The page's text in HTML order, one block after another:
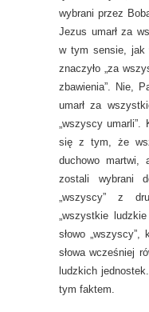
wybrani przez
Jezus umarł za
w tym sensie, jak
znaczyło „za
zbawienia”. Nie,
umarł za
„wszyscy
się z tym, że
duchowo
zostali wybrani
„wszyscy” z
„wszystkie
słowo
słowa wcześniej
ludzkich
tym faktem.